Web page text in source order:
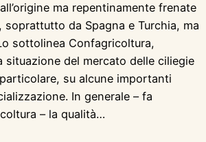
ma repentinamente frenate
da Spagna e Turchia, ma
sottolinea Confagricoltura,
situazione del mercato delle ciliegie
su alcune importanti
In generale – fa
– la qualità…